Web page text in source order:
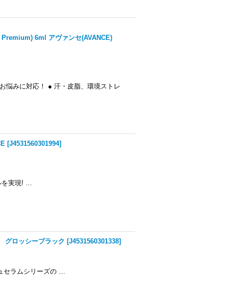
6ml アヴァンセ(AVANCE)
みに対応！ ● 汗・皮脂、環境ストレ
[J4531560301994]
実現! …
ロッシーブラック [J4531560301338]
セラムシリーズの …